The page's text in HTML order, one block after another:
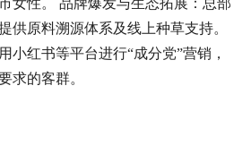
女性。 品牌爆发与生态拓展：总部
供原料溯源体系及线上种草支持。
小红书等平台进行“成分党”营销，
求的客群。